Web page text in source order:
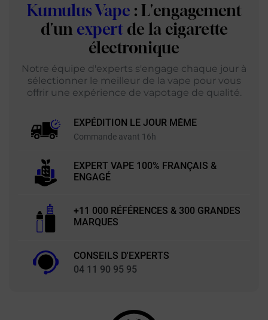
Kumulus Vape : L'engagement
d'un expert de la cigarette
électronique
Notre équipe d'experts s'engage chaque jour à
sélectionner le meilleur de la vape pour vous
offrir une expérience de vapotage de qualité.
EXPÉDITION LE JOUR MÊME
Commande avant 16h
EXPERT VAPE 100% FRANÇAIS &
ENGAGÉ
+11 000 RÉFÉRENCES & 300 GRANDES
MARQUES
CONSEILS D'EXPERTS
04 11 90 95 95